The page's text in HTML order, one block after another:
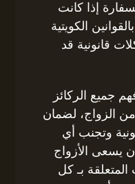
إذا كانت
الكويتية
قانونية قد
جميع الركائز
من الزواج، لضمان
وتجنب أي
يسعى الأزواج
بـ كل